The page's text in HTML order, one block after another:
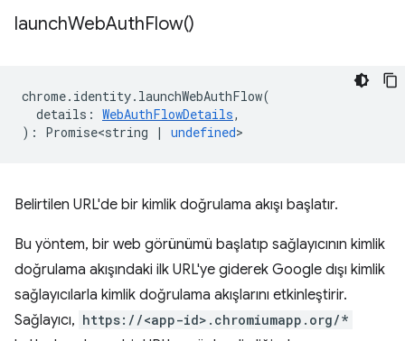
launchWebAuthFlow()
chrome. identity. launchWebAuthFlow(
details : WebAuthFlowDetails,
) : Promise<string | undefined>
Belirtilen URL'de bir kimlik doğrulama akışı başlatır.
Bu yöntem, bir web görünümü başlatıp sağlayıcının kimlik
doğrulama akışındaki ilk URL'ye giderek Google dışı kimlik
sağlayıcılarla kimlik doğrulama akışlarını etkinleştirir.
Sağlayıcı, https://<app-id>.chromiumapp.org/*